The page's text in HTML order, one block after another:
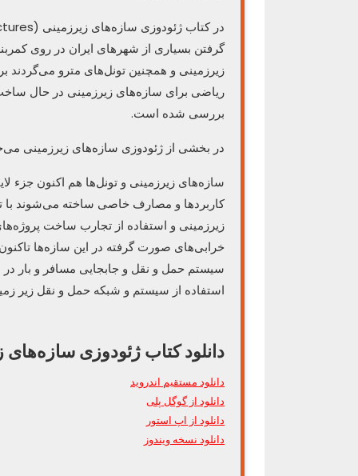
گرفتن بسیاری از شهرهای ایران در روی
زیرزمینی و همچنین تونل‌های مترو می‌گردند
ریاضی برای سازه‌های زیرزمینی در حال
بررسی شده است.
در بخشی از ژئودوزی سازه‌های زیرزمینی
سازه‌های زیرزمینی و تونل‌ها هم اکنون جزء
کاربردها و مصارف خاصی ساخته می‌شوند
زیرزمینی و استفاده از تجارب ساخت
خرابی‌های صورت گرفته در این سازه‌ها
سیستم حمل و نقل و جابجایی مسافر و بار
استفاده از سیستم و شبکه حمل و نقل زیر
دانلود کتاب ژئودوزی سازه‌های
دانلود مستقیم اندروید
دانلود از گوگل پلی
دانلود از اپ استور
دانلود نسخه ویندوز